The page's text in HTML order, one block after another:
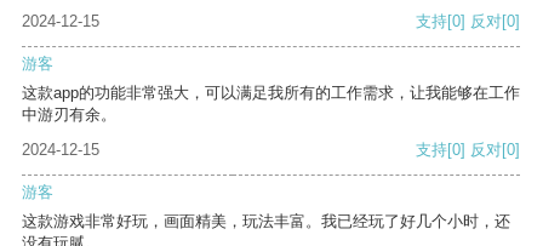
2024-12-15 支持[0] 反对[0]
游客
这款app的功能非常强大，可以满足我所有的工作需求，让我能够在工作
中游刃有余。
2024-12-15
支持[0] 反对[0]
游客
这款游戏非常好玩，画面精美，玩法丰富。我已经玩了好几个小时，还